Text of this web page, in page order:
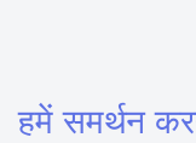
हमें समर्थन